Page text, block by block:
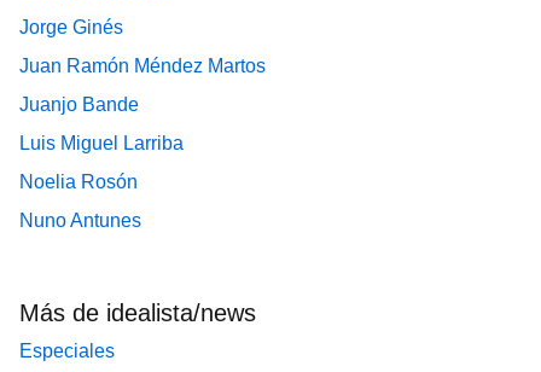
Jorge Ginés
Juan Ramón Méndez Martos
Juanjo Bande
Luis Miguel Larriba
Noelia Rosón
Nuno Antunes
Más de idealista/news
Especiales